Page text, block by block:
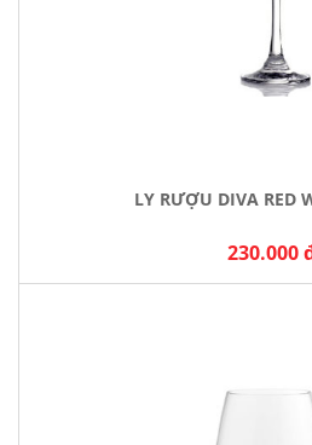
LY RƯỢU DIVA RED
230.000